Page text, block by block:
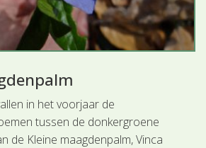
in het voorjaar de
tussen de donkergroene
de Kleine maagdenpalm, Vinca